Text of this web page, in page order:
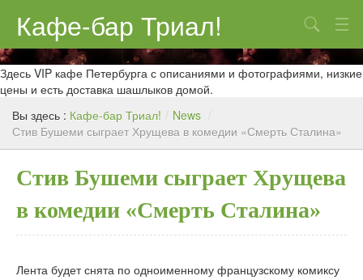
Кафе-бар Триал!
О нас
Меню
Контакты
Поиск
Здесь VIP кафе Петербурга с описаниями и фотографиями, низкие
цены и есть доставка шашлыков домой.
Вы здесь : Кафе-бар Триал! / News /
Стив Бушеми сыграет Хрущева в комедии «Смерть Сталина»
Стив Бушеми сыграет Хрущева
в комедии «Смерть Сталина»
Лента будет снята по одноименному французскому комиксу